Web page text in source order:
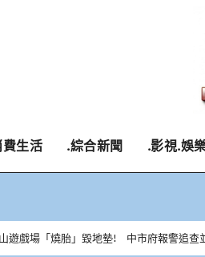
費生活 .綜合新聞 .影視.娛
遊戲場「燒胎」毀地墊! 中市府報警追查